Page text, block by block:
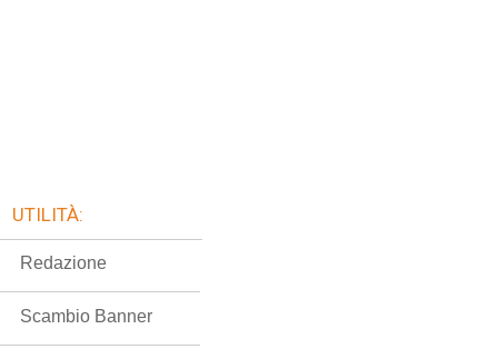
UTILITÀ:
Redazione
Scambio Banner